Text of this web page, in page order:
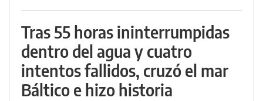
Tras 55 horas ininterrumpidas
dentro del agua y cuatro
intentos fallidos, cruzó el mar
Báltico e hizo historia